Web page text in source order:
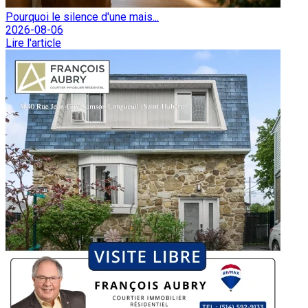
Pourquoi le silence d'une mais...
2026-08-06
Lire l'article